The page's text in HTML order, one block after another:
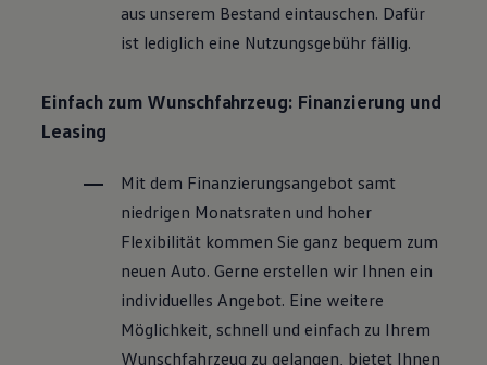
aus unserem Bestand eintauschen. Dafür
ist lediglich eine Nutzungsgebühr fällig.
Einfach zum Wunschfahrzeug: Finanzierung und
Leasing
Mit dem Finanzierungsangebot samt
niedrigen Monatsraten und hoher
Flexibilität kommen Sie ganz bequem zum
neuen Auto. Gerne erstellen wir Ihnen ein
individuelles Angebot. Eine weitere
Möglichkeit, schnell und einfach zu Ihrem
Wunschfahrzeug zu gelangen, bietet Ihnen